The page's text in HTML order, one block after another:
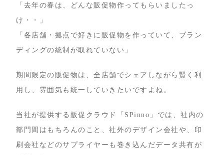
「去年の春は、どんな販促物作ってもらいましたっ
け・・」
「各店舗・拠点で好きに販促物を作っていて、ブラン
ディングの統制が取れていない」
期間限定の販促物は、全店舗でシェアしながら賢く利
用し、雰囲気も統一していきたいですよね。
当社が提供する販促クラウド「SPinno」では、社内の
部門間はもちろんのこと、社外のデザイン会社や、印
刷会社などのサプライヤーも巻き込んだデータ共有が